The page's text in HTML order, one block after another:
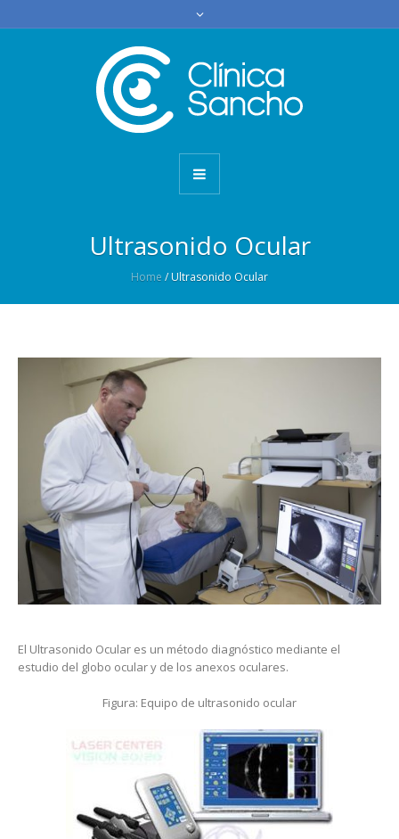
Ultrasonido Ocular
Home /Ultrasonido Ocular
El Ultrasonido Ocular es un método diagnóstico mediante el
estudio del globo ocular y de los anexos oculares.
Figura: Equipo de ultrasonido ocular